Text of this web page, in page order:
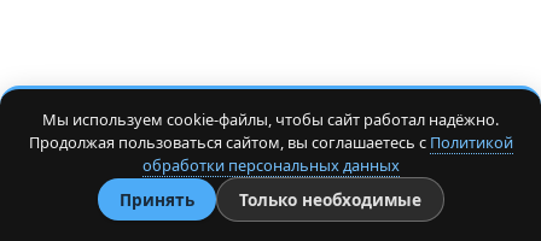
Мы используем cookie-файлы, чтобы сайт работал надёжно.
Продолжая пользоваться сайтом, вы соглашаетесь с Политикой
обработки персональных данных
Принять Только необходимые